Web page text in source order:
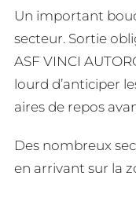
Un important
secteur. Sortie
ASF VINCI
lourd d’anticiper
aires de repos
Des nombreux
en arrivant sur la